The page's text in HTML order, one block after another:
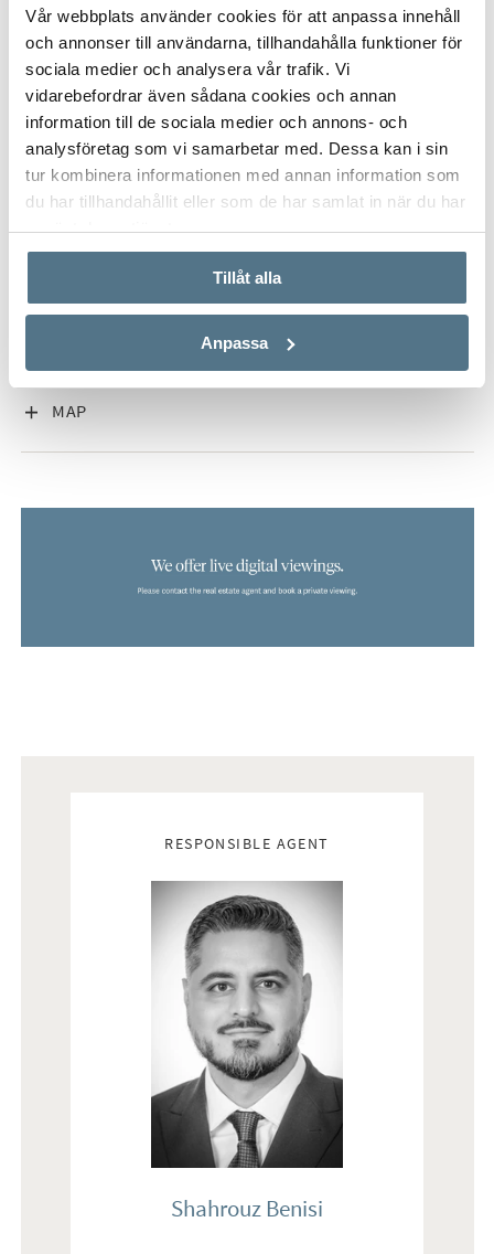
Vår webbplats använder cookies för att anpassa innehåll
och annonser till användarna, tillhandahålla funktioner för
sociala medier och analysera vår trafik. Vi
vidarebefordrar även sådana cookies och annan
information till de sociala medier och annons- och
analysföretag som vi samarbetar med. Dessa kan i sin
tur kombinera informationen med annan information som
du har tillhandahållit eller som de har samlat in när du har
använt deras tjänster.
Tillåt alla
Anpassa
ALL PHOTOS (34)
PROPERTY FACT
VISA INNEHÅLL
MAP
VISA INNEHÅLL
RESPONSIBLE AGENT
Shahrouz Benisi